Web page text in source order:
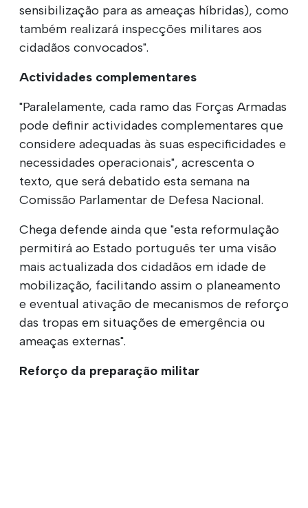
sensibilização para as ameaças híbridas), como
também realizará inspecções militares aos
cidadãos convocados".
Actividades complementares
"Paralelamente, cada ramo das Forças Armadas
pode definir actividades complementares que
considere adequadas às suas especificidades e
necessidades operacionais", acrescenta o
texto, que será debatido esta semana na
Comissão Parlamentar de Defesa Nacional.
Chega defende ainda que "esta reformulação
permitirá ao Estado português ter uma visão
mais actualizada dos cidadãos em idade de
mobilização, facilitando assim o planeamento
e eventual ativação de mecanismos de reforço
das tropas em situações de emergência ou
ameaças externas".
Reforço da preparação militar